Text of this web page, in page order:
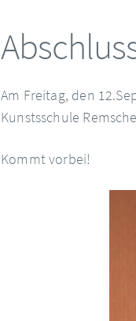
Am Freitag, den
Kunstsschule
Kommt vorbei!